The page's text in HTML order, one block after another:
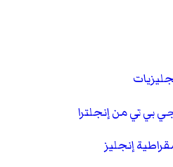
بي تي من إنجلترا
إنجليز